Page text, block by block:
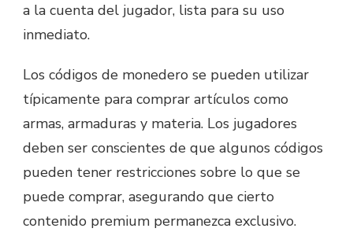
a la cuenta del jugador, lista para su uso
inmediato.
Los códigos de monedero se pueden utilizar
típicamente para comprar artículos como
armas, armaduras y materia. Los jugadores
deben ser conscientes de que algunos códigos
pueden tener restricciones sobre lo que se
puede comprar, asegurando que cierto
contenido premium permanezca exclusivo.